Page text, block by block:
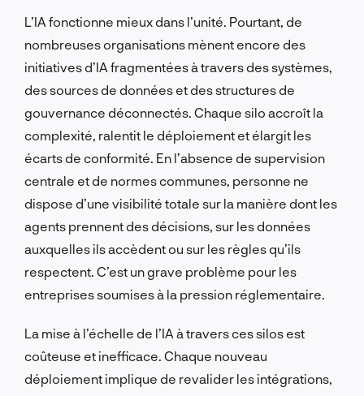
L’IA fonctionne mieux dans l’unité. Pourtant, de
nombreuses organisations mènent encore des
initiatives d’IA fragmentées à travers des systèmes,
des sources de données et des structures de
gouvernance déconnectés. Chaque silo accroît la
complexité, ralentit le déploiement et élargit les
écarts de conformité. En l’absence de supervision
centrale et de normes communes, personne ne
dispose d’une visibilité totale sur la manière dont les
agents prennent des décisions, sur les données
auxquelles ils accèdent ou sur les règles qu’ils
respectent. C’est un grave problème pour les
entreprises soumises à la pression réglementaire.
La mise à l’échelle de l’IA à travers ces silos est
coûteuse et inefficace. Chaque nouveau
déploiement implique de revalider les intégrations,